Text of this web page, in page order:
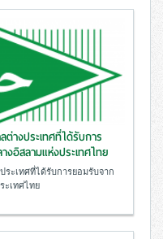
างประเทศที่ได้รับการ
อิสลามแห่งประเทศไทย
ระเทศที่ได้รับการยอมรับจาก
เทศไทย